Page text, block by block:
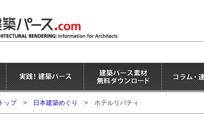
ップ > 日本建築めぐり > ホテルリバティ